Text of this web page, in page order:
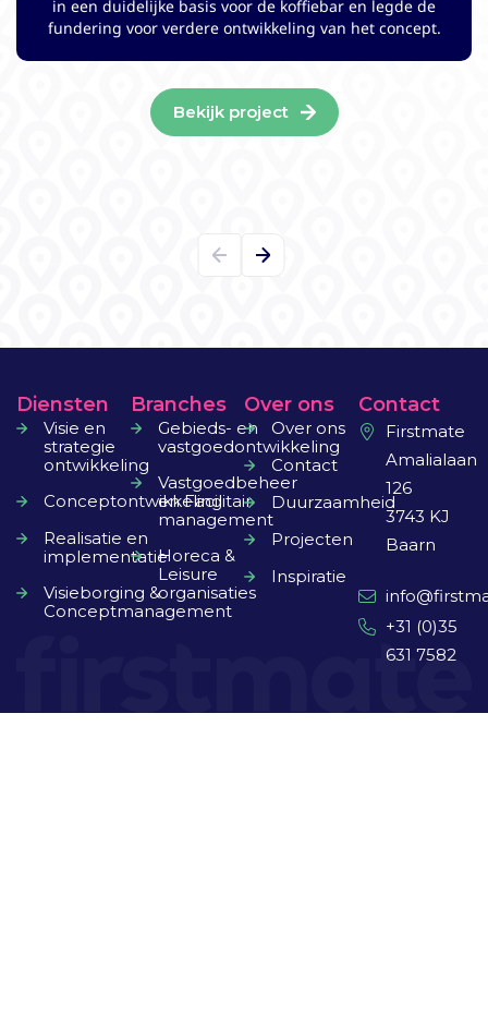
in een duidelijke basis voor de koffiebar en legde de
fundering voor verdere ontwikkeling van het concept.
Bekijk project
organisatie behoefte om haar strategie tegen het licht te
houden en waar nodig aan te passen. Firstmate
Diensten
Visie en
strategie
ontwikkeling
Conceptontwikkeling
Realisatie en
implementatie
Visieborging &
Conceptmanagement
Branches
Gebieds- en
vastgoedontwikkeling
Vastgoedbeheer
en Facilitair
management
Horeca &
Leisure
organisaties
Over ons
Over ons
Contact
Duurzaamheid
Projecten
Inspiratie
Contact
Firstmate
Amalialaan
126
3743 KJ
Baarn
+31 (0)35
631 7582